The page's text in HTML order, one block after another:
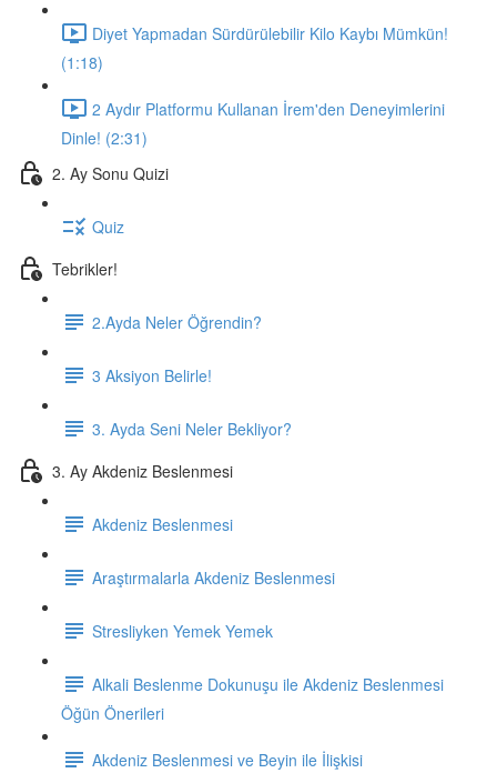
Diyet Yapmadan Sürdürülebilir Kilo Kaybı Mümkün!
(1:18)
2 Aydır Platformu Kullanan İrem'den Deneyimlerini
Dinle! (2:31)
2. Ay Sonu Quizi
Quiz
Tebrikler!
2.Ayda Neler Öğrendin?
3 Aksiyon Belirle!
3. Ayda Seni Neler Bekliyor?
3. Ay Akdeniz Beslenmesi
Akdeniz Beslenmesi
Araştırmalarla Akdeniz Beslenmesi
Stresliyken Yemek Yemek
Alkali Beslenme Dokunuşu ile Akdeniz Beslenmesi
Öğün Önerileri
Akdeniz Beslenmesi ve Beyin ile İlişkisi